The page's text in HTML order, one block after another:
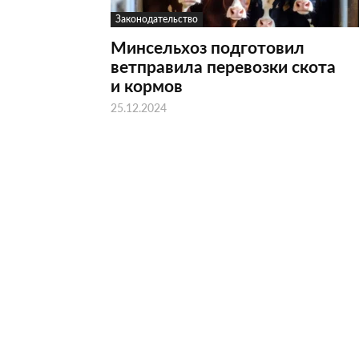
Законодательство
Минсельхоз подготовил
ветправила перевозки скота
и кормов
25.12.2024